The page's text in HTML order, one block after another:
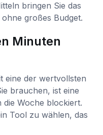
bringen Sie das
großes Budget.
Minuten
eine der wertvollsten
brauchen, ist eine
die Woche blockiert.
Tool zu wählen, das